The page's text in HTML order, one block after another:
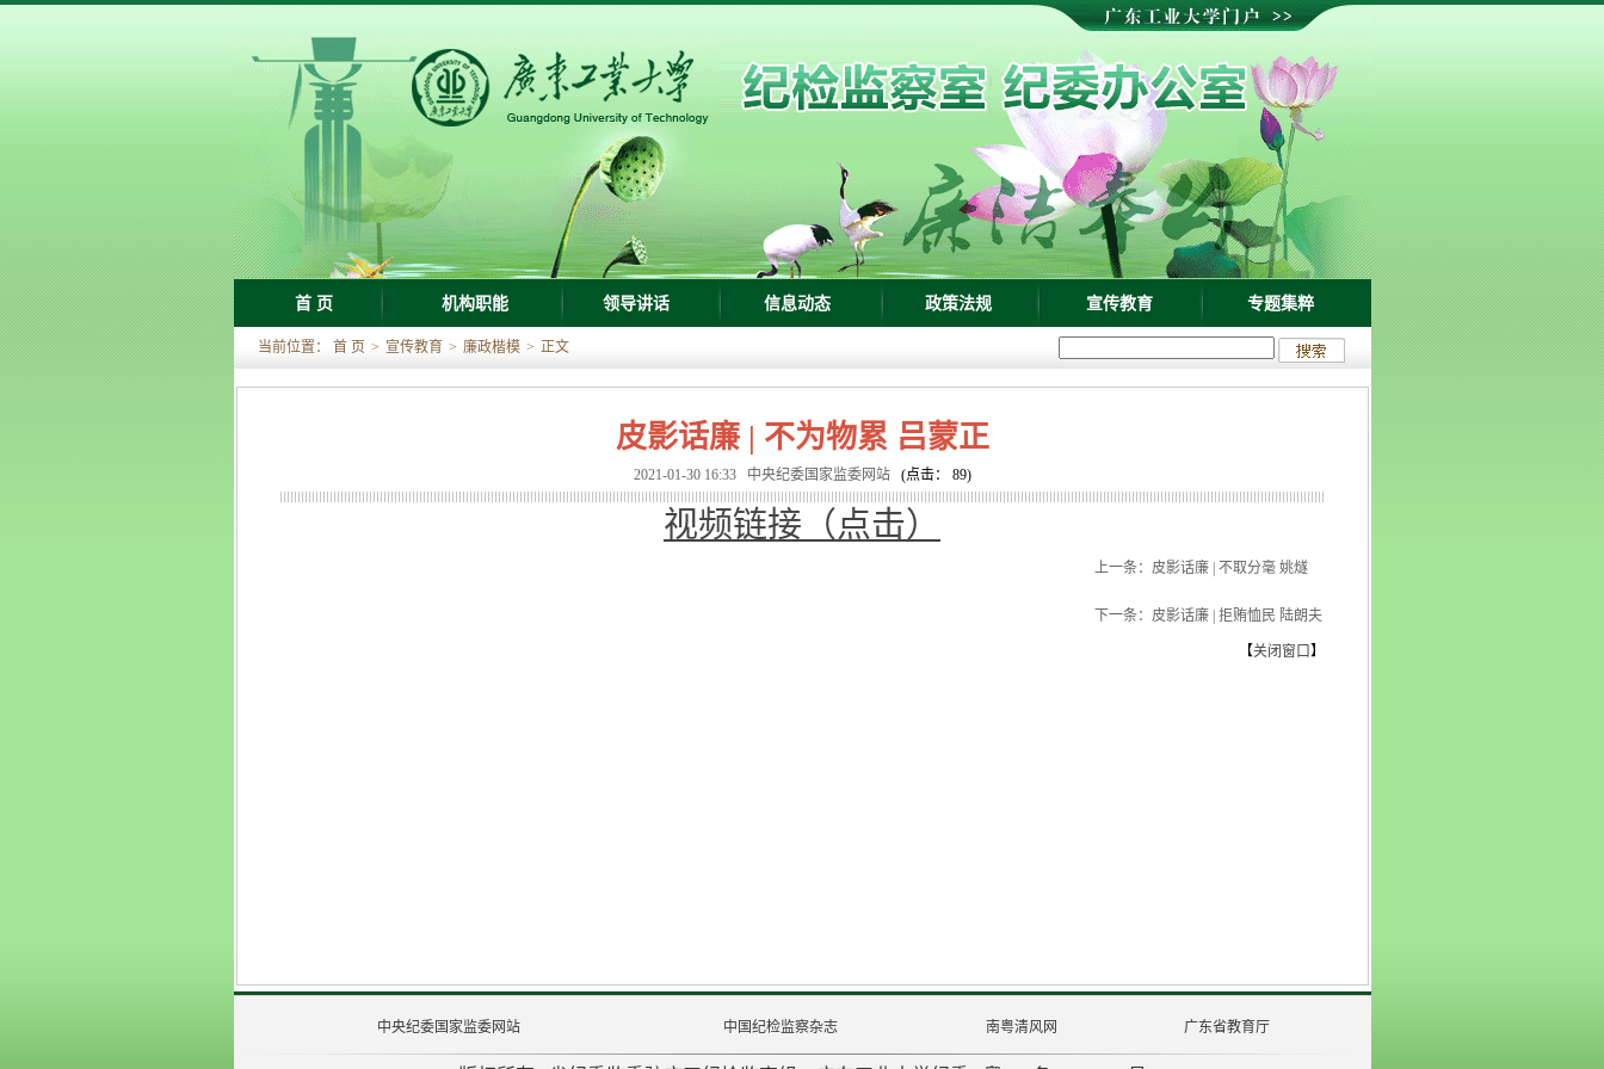
首 页 机构职能 领导讲话 信息动态 政策法规 宣传教育 专题集粹
当前位置： 首 页 > 宣传教育 > 廉政楷模 > 正文
皮影话廉 | 不为物累 吕蒙正
2021-01-30 16:33 中央纪委国家监委网站 (点击： 89)
视频链接（点击）
上一条：皮影话廉 | 不取分毫 姚燧
下一条：皮影话廉 | 拒贿恤民 陆朗夫
【关闭窗口】
中央纪委国家监委网站 中国纪检监察杂志 南粤清风网 广东省教育厅